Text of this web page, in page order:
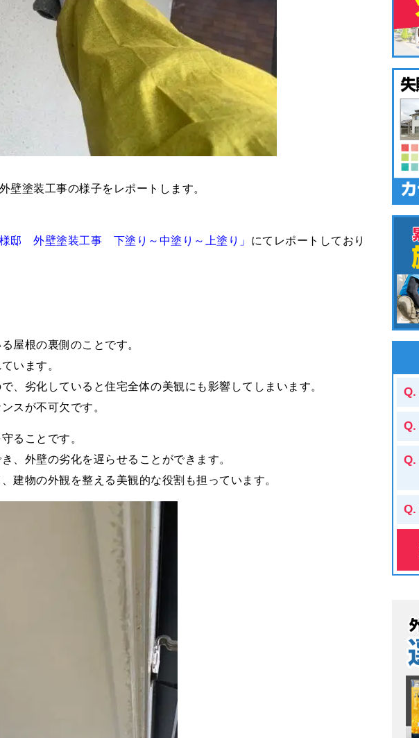
壁塗装工事の様子をレポートします。
邸 外壁塗装工事 下塗り～中塗り～上塗り」 にてレポートしており
屋根の裏側のことです。
います。
、劣化していると住宅全体の美観にも影響してしまいます。
スが不可欠です。
ることです。
、外壁の劣化を遅らせることができます。
建物の外観を整える美観的な役割も担っています。